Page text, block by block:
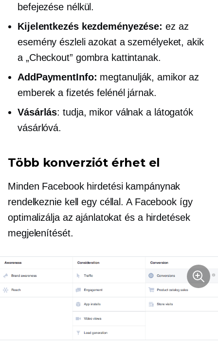
befejezése nélkül.
Kijelentkezés kezdeményezése: ez az
esemény észleli azokat a személyeket, akik
a „Checkout” gombra kattintanak.
AddPaymentInfo: megtanulják, amikor az
emberek a fizetés felénél járnak.
Vásárlás: tudja, mikor válnak a látogatók
vásárlóvá.
Több konverziót érhet el
Minden Facebook hirdetési kampánynak
rendelkeznie kell egy céllal. A Facebook így
optimalizálja az ajánlatokat és a hirdetések
megjelenítését.